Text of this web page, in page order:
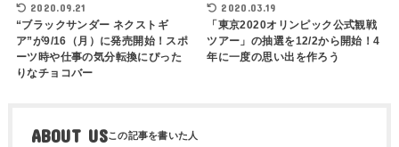
2020.09.21
“ブラックサンダー ネクストギ
ア”が9/16（月）に発売開始！スポ
ーツ時や仕事の気分転換にぴった
りなチョコバー
2020.03.19
「東京2020オリンピック公式観戦
ツアー」の抽選を12/2から開始！4
年に一度の思い出を作ろう
ABOUT US